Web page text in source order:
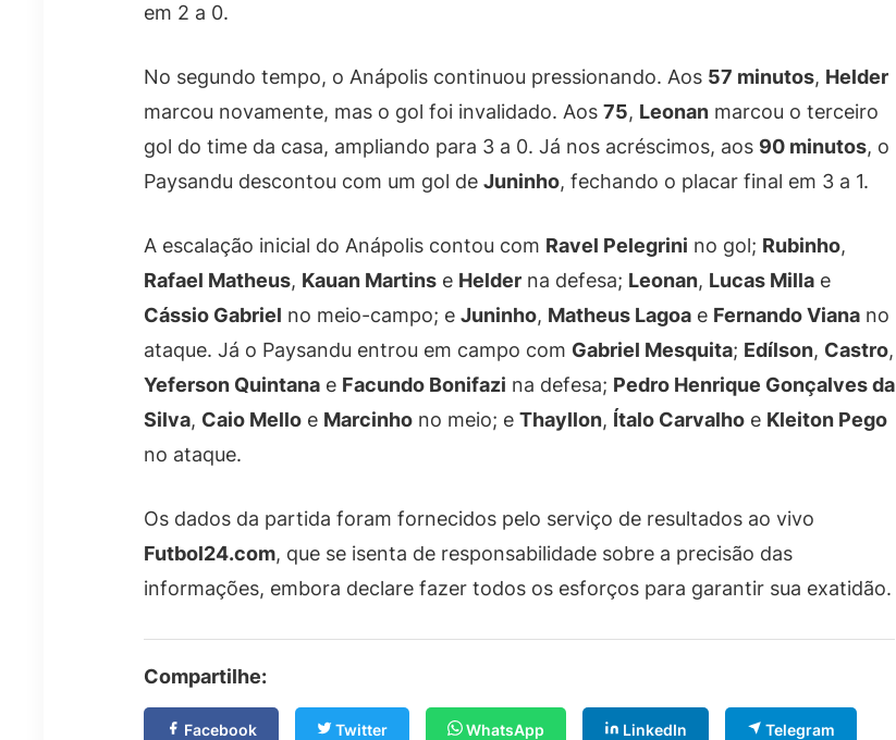
em 2 a 0.
No segundo tempo, o Anápolis continuou pressionando. Aos 57 minutos, Helder
marcou novamente, mas o gol foi invalidado. Aos 75, Leonan marcou o terceiro
gol do time da casa, ampliando para 3 a 0. Já nos acréscimos, aos 90 minutos, o
Paysandu descontou com um gol de Juninho, fechando o placar final em 3 a 1.
A escalação inicial do Anápolis contou com Ravel Pelegrini no gol; Rubinho,
Rafael Matheus, Kauan Martins e Helder na defesa; Leonan, Lucas Milla e
Cássio Gabriel no meio-campo; e Juninho, Matheus Lagoa e Fernando Viana no
ataque. Já o Paysandu entrou em campo com Gabriel Mesquita; Edílson, Castro,
Yeferson Quintana e Facundo Bonifazi na defesa; Pedro Henrique Gonçalves da
Silva, Caio Mello e Marcinho no meio; e Thayllon, Ítalo Carvalho e Kleiton Pego
no ataque.
Os dados da partida foram fornecidos pelo serviço de resultados ao vivo
Futbol24.com, que se isenta de responsabilidade sobre a precisão das
informações, embora declare fazer todos os esforços para garantir sua exatidão.
Compartilhe:
Facebook Twitter WhatsApp LinkedIn Telegram